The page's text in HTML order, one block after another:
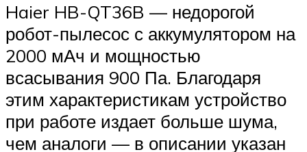
Haier HB-QT36B — недорогой
робот-пылесос с аккумулятором на
2000 мАч и мощностью
всасывания 900 Па. Благодаря
этим характеристикам устройство
при работе издает больше шума,
чем аналоги — в описании указан